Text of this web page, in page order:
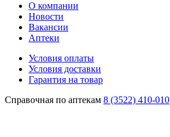
О компании
Новости
Вакансии
Аптеки
Условия оплаты
Условия доставки
Гарантия на товар
Справочная по аптекам 8 (3522) 410-010